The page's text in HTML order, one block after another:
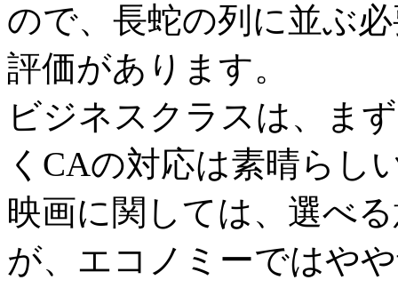
ので、長蛇の列に並ぶ
評価があります。
ビジネスクラスは、ま
くCAの対応は素晴らし
映画に関しては、選べ
が、エコノミーではや